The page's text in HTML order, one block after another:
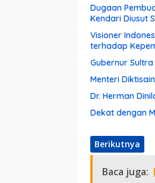
Dugaan
Kendari Diusut
Visioner
terhadap
Gubernur
Menteri
Dr. Herman
Dekat dengan
Berikutnya
Baca juga: